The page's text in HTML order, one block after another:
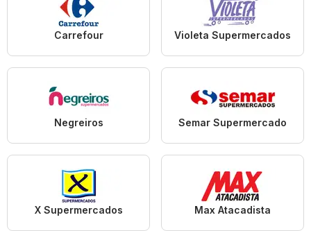
Carrefour Violeta Supermercados
Negreiros Semar Supermercado
X Supermercados Max Atacadista